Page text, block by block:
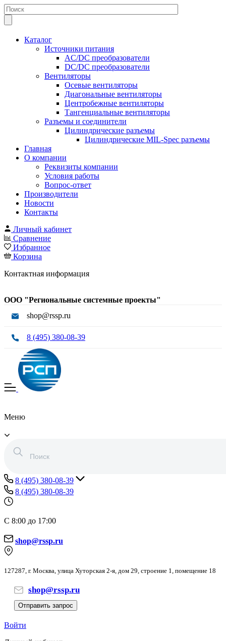
Каталог
Источники питания
AC/DC преобразователи
DC/DC преобразователи
Вентиляторы
Осевые вентиляторы
Диагональные вентиляторы
Центробежные вентиляторы
Тангенциальные вентиляторы
Разъемы и соединители
Цилиндрические разъемы
Цилиндрические MIL-Spec разъемы
Главная
О компании
Реквизиты компании
Условия работы
Вопрос-ответ
Производители
Новости
Контакты
Личный кабинет
Сравнение
Избранное
Корзина
Контактная информация
ООО "Региональные системные проекты"
shop@rssp.ru
8 (495) 380-08-39
Меню
8 (495) 380-08-39
8 (495) 380-08-39
С 8:00 до 17:00
shop@rssp.ru
127287, г. Москва, улица Хуторская 2-я, дом 29, строение 1, помещение 18
shop@rssp.ru
Отправить запрос
Войти